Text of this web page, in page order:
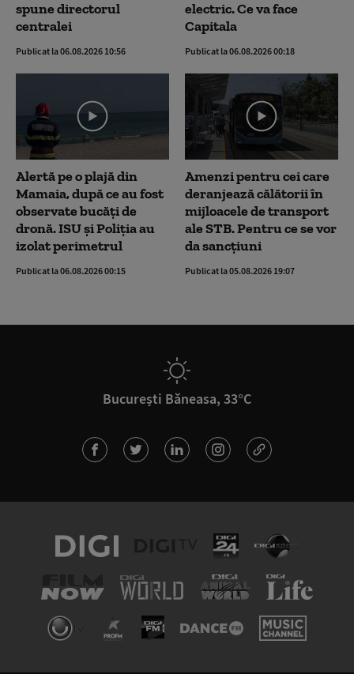
spune directorul
centralei
Publicat la 06.08.2026 10:56
electric. Ce va face
Capitala
Publicat la 06.08.2026 00:18
Alertă pe o plajă din
Mamaia, după ce au fost
observate bucăți de
dronă. ISU și Poliția au
izolat perimetrul
Publicat la 06.08.2026 00:15
Amenzi pentru cei care
deranjează călătorii în
mijloacele de transport
ale STB. Pentru ce se vor
da sancțiuni
Publicat la 05.08.2026 19:07
București Băneasa, 33°C